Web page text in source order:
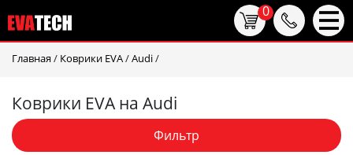
Главная / Коврики EVA/Audi/
Коврики EVA на Audi
Фильтр
0